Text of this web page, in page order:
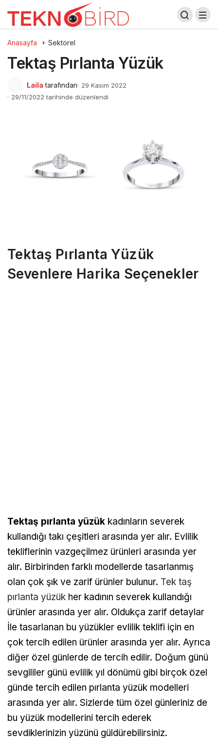
Anasayfa Sektörel
Tektaş Pırlanta Yüzük
Laila tarafından
29 Kasım 2022
29/11/2022 tarihinde düzenlendi
Tektaş Pırlanta Yüzük
Sevenlere Harika Seçenekler
Tektaş pırlanta yüzük kadınların severek
kullandığı takı çeşitleri arasında yer alır. Evlilik
tekliflerinin vazgeçilmez ürünleri arasında yer
alır. Birbirinden farklı modellerde tasarlanmış
olan çok şık ve zarif ürünler bulunur. Tek taş
pırlanta yüzük her kadının severek kullandığı
ürünler arasında yer alır. Oldukça zarif detaylar
İle tasarlanan bu yüzükler evlilik teklifi için en
çok tercih edilen ürünler arasında yer alır. Ayrıca
diğer özel günlerde de tercih edilir. Doğum günü
sevgililer günü evlilik yıl dönümü gibi birçok özel
günde tercih edilen pırlanta yüzük modelleri
arasında yer alır. Sizlerde tüm özel günleriniz de
bu yüzük modellerini tercih ederek
sevdiklerinizin yüzünü güldürebilirsiniz.